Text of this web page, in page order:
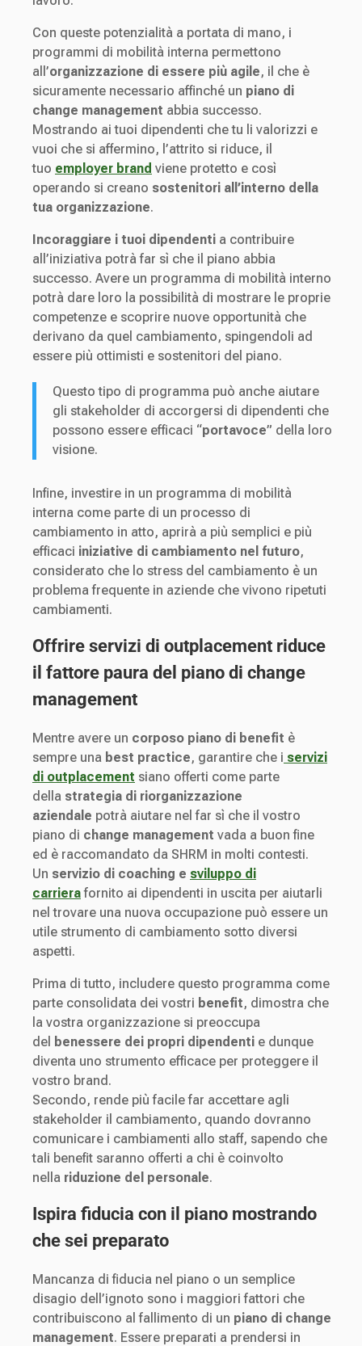
Con queste potenzialità a portata di mano, i
programmi di mobilità interna permettono
all’organizzazione di essere più agile, il che è
sicuramente necessario affinché un piano di
change management abbia successo.
Mostrando ai tuoi dipendenti che tu li valorizzi e
vuoi che si affermino, l’attrito si riduce, il
tuo employer brand viene protetto e così
operando si creano sostenitori all’interno della
tua organizzazione.
Incoraggiare i tuoi dipendenti a contribuire
all’iniziativa potrà far sì che il piano abbia
successo. Avere un programma di mobilità interno
potrà dare loro la possibilità di mostrare le proprie
competenze e scoprire nuove opportunità che
derivano da quel cambiamento, spingendoli ad
essere più ottimisti e sostenitori del piano.
Questo tipo di programma può anche aiutare
gli stakeholder di accorgersi di dipendenti che
possono essere efficaci “portavoce” della loro
visione.
Infine, investire in un programma di mobilità
interna come parte di un processo di
cambiamento in atto, aprirà a più semplici e più
efficaci iniziative di cambiamento nel futuro,
considerato che lo stress del cambiamento è un
problema frequente in aziende che vivono ripetuti
cambiamenti.
Offrire servizi di outplacement riduce
il fattore paura del piano di change
management
Mentre avere un corposo piano di benefit è
sempre una best practice, garantire che i servizi
di outplacement siano offerti come parte
della strategia di riorganizzazione
aziendale potrà aiutare nel far sì che il vostro
piano di change management vada a buon fine
ed è raccomandato da SHRM in molti contesti.
Un servizio di coaching e sviluppo di
carrierafornito ai dipendenti in uscita per aiutarli
nel trovare una nuova occupazione può essere un
utile strumento di cambiamento sotto diversi
aspetti.
Prima di tutto, includere questo programma come
parte consolidata dei vostri benefit, dimostra che
la vostra organizzazione si preoccupa
del benessere dei propri dipendenti e dunque
diventa uno strumento efficace per proteggere il
vostro brand.
Secondo, rende più facile far accettare agli
stakeholder il cambiamento, quando dovranno
comunicare i cambiamenti allo staff, sapendo che
tali benefit saranno offerti a chi è coinvolto
nella riduzione del personale.
Ispira fiducia con il piano mostrando
che sei preparato
Mancanza di fiducia nel piano o un semplice
disagio dell’ignoto sono i maggiori fattori che
contribuiscono al fallimento di un piano di change
management. Essere preparati a prendersi in